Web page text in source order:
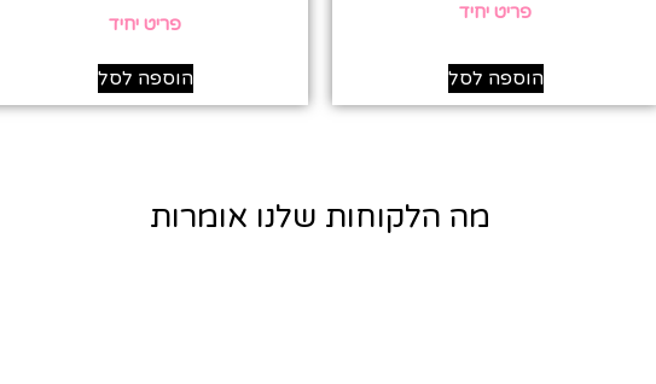
פריט יחיד
הוספה לסל
פריט יחיד
הוספה לסל
מה הלקוחות שלנו אומרות